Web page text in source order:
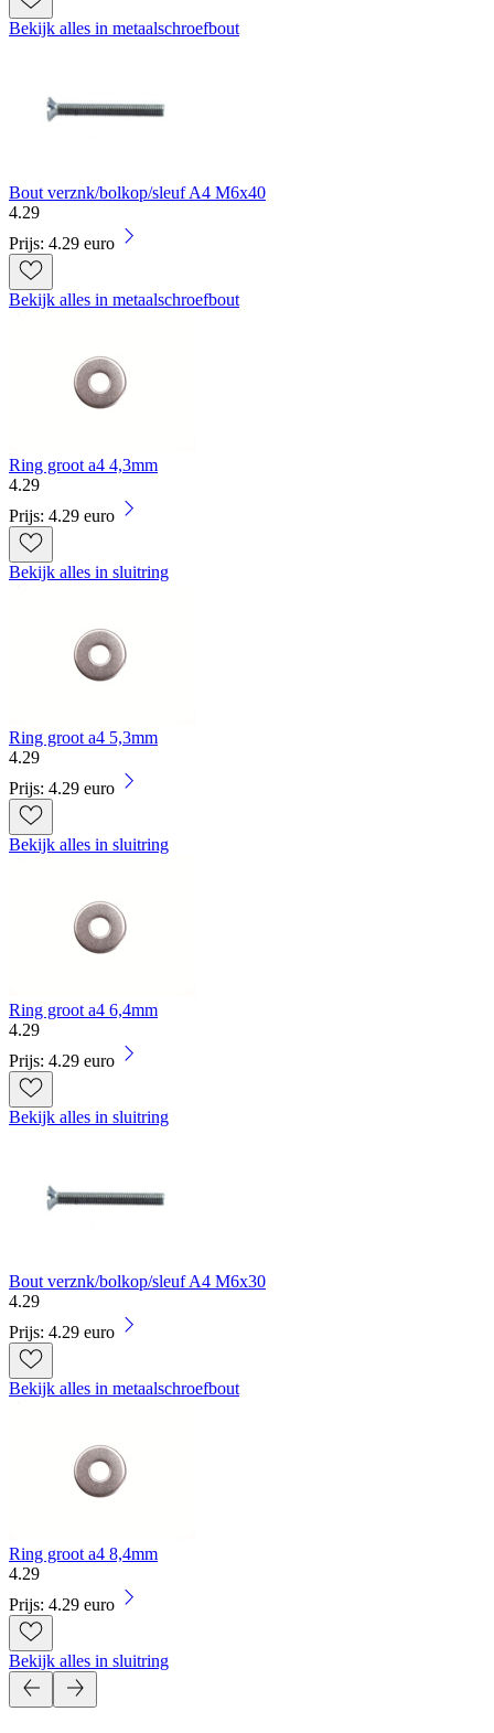
Bekijk alles in metaalschroefbout
Bout verznk/bolkop/sleuf A4 M6x40
4.29
Prijs: 4.29 euro
Bekijk alles in metaalschroefbout
Ring groot a4 4,3mm
4.29
Prijs: 4.29 euro
Bekijk alles in sluitring
Ring groot a4 5,3mm
4.29
Prijs: 4.29 euro
Bekijk alles in sluitring
Ring groot a4 6,4mm
4.29
Prijs: 4.29 euro
Bekijk alles in sluitring
Bout verznk/bolkop/sleuf A4 M6x30
4.29
Prijs: 4.29 euro
Bekijk alles in metaalschroefbout
Ring groot a4 8,4mm
4.29
Prijs: 4.29 euro
Bekijk alles in sluitring